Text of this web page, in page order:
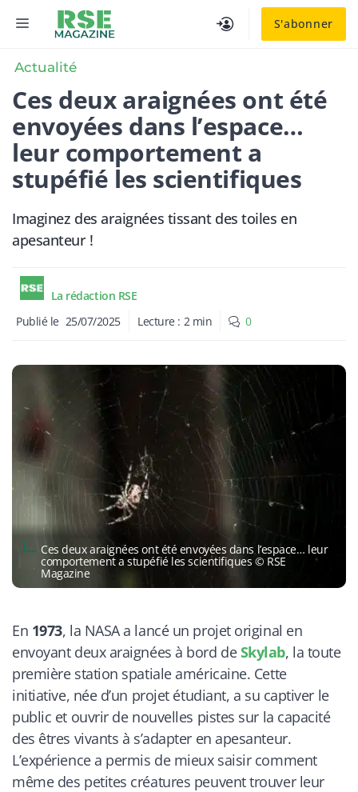
S'abonner
MENU
Actualité
Ces deux araignées ont été
envoyées dans l’espace…
leur comportement a
stupéfié les scientifiques
Imaginez des araignées tissant des toiles en
apesanteur !
La rédaction RSE
Publié le 25/07/2025 Lecture : 2 min 0
Ces deux araignées ont été envoyées dans l’espace… leur
comportement a stupéfié les scientifiques © RSE
Magazine
En 1973, la NASA a lancé un projet original en
envoyant deux araignées à bord deSkylab, la toute
première station spatiale américaine. Cette
initiative, née d’un projet étudiant, a su captiver le
public et ouvrir de nouvelles pistes sur la capacité
des êtres vivants à s’adapter en apesanteur.
L’expérience a permis de mieux saisir comment
même des petites créatures peuvent trouver leur